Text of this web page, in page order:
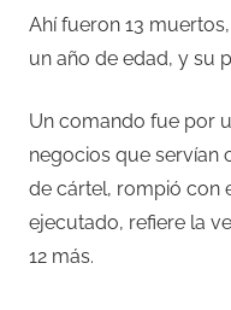
Ahí fueron 13
un año de edad, y su
Un comando fue por
negocios que servían
de cártel, rompió con
ejecutado, refiere la
12 más.